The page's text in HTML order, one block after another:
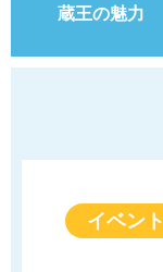
蔵王の魅力
イベント